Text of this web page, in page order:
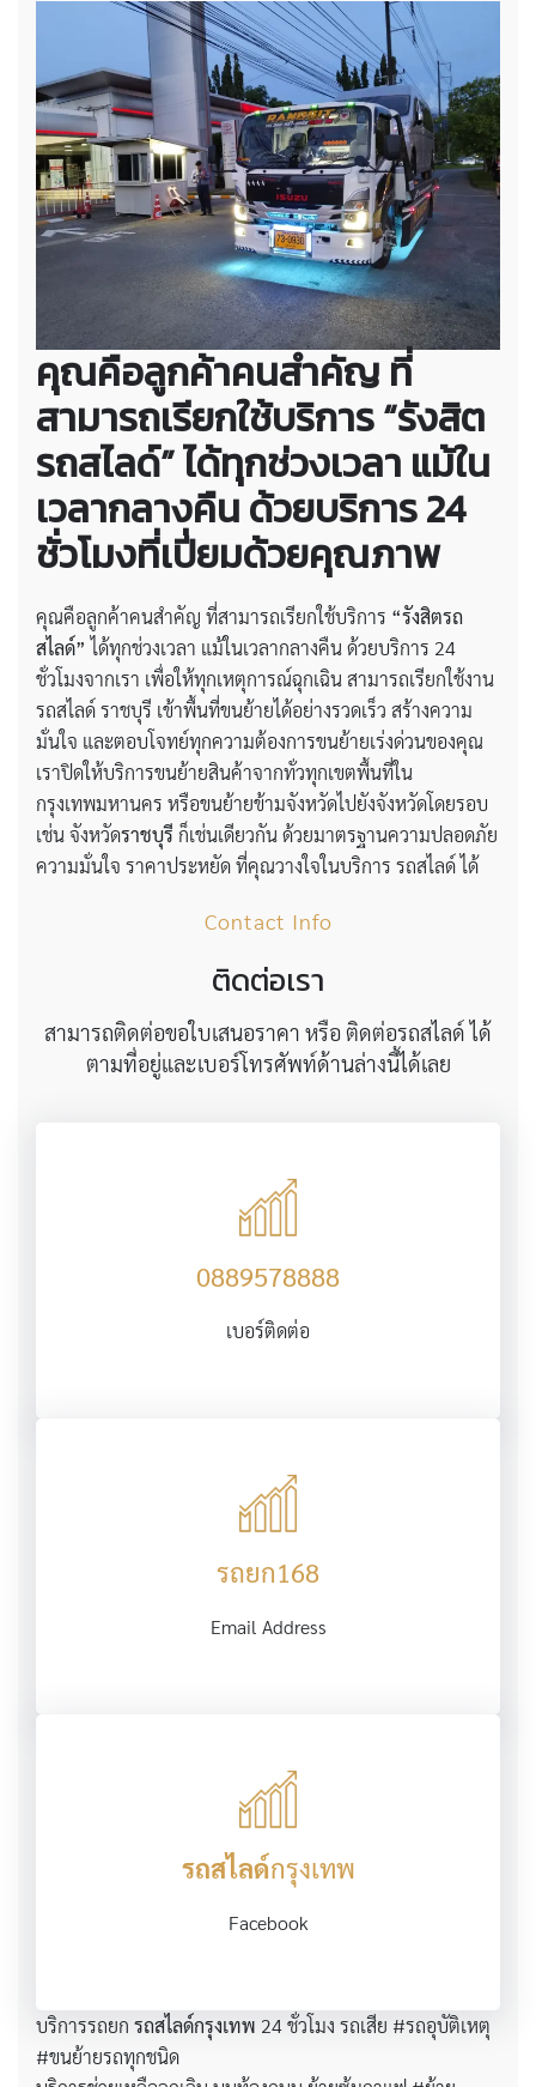
คุณคือลูกค้าคนสำคัญ ที่
สามารถเรียกใช้บริการ “รังสิต
รถสไลด์” ได้ทุกช่วงเวลา แม้ใน
เวลากลางคืน ด้วยบริการ 24
ชั่วโมงที่เปี่ยมด้วยคุณภาพ
คุณคือลูกค้าคนสำคัญ ที่สามารถเรียกใช้บริการ “รังสิตรถ
สไลด์” ได้ทุกช่วงเวลา แม้ในเวลากลางคืน ด้วยบริการ 24
ชั่วโมงจากเรา เพื่อให้ทุกเหตุการณ์ฉุกเฉิน สามารถเรียกใช้งาน
รถสไลด์ ราชบุรี เข้าพื้นที่ขนย้ายได้อย่างรวดเร็ว สร้างความ
มั่นใจ และตอบโจทย์ทุกความต้องการขนย้ายเร่งด่วนของคุณ
เราปิดให้บริการขนย้ายสินค้าจากทั่วทุกเขตพื้นที่ใน
กรุงเทพมหานคร หรือขนย้ายข้ามจังหวัดไปยังจังหวัดโดยรอบ
เช่น จังหวัดราชบุรี ก็เช่นเดียวกัน ด้วยมาตรฐานความปลอดภัย
ความมั่นใจ ราคาประหยัด ที่คุณวางใจในบริการ รถสไลด์ ได้
Contact Info
ติดต่อเรา
สามารถติดต่อขอใบเสนอราคา หรือ ติดต่อรถสไลด์ ได้
ตามที่อยู่และเบอร์โทรศัพท์ด้านล่างนี้ได้เลย
0889578888
เบอร์ติดต่อ
รถยก168
Email Address
รถสไลด์กรุงเทพ
Facebook
บริการรถยก รถสไลด์กรุงเทพ 24 ชั่วโมง รถเสีย #รถอุบัติเหตุ
#ขนย้ายรถทุกชนิด